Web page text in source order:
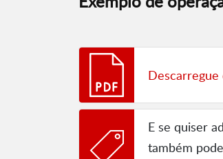
Descarregue
E se quiser
também